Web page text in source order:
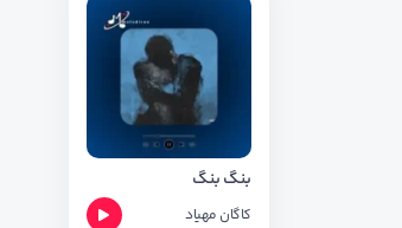
بنگ بنگ
کاگان مهیاد